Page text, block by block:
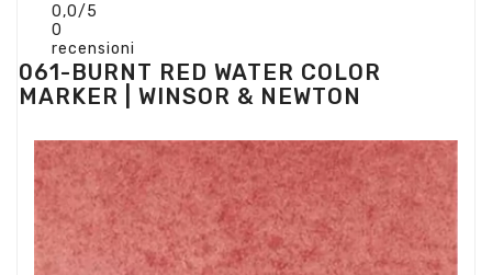
0,0/5
0
recensioni
061-BURNT RED WATER COLOR
MARKER | WINSOR & NEWTON